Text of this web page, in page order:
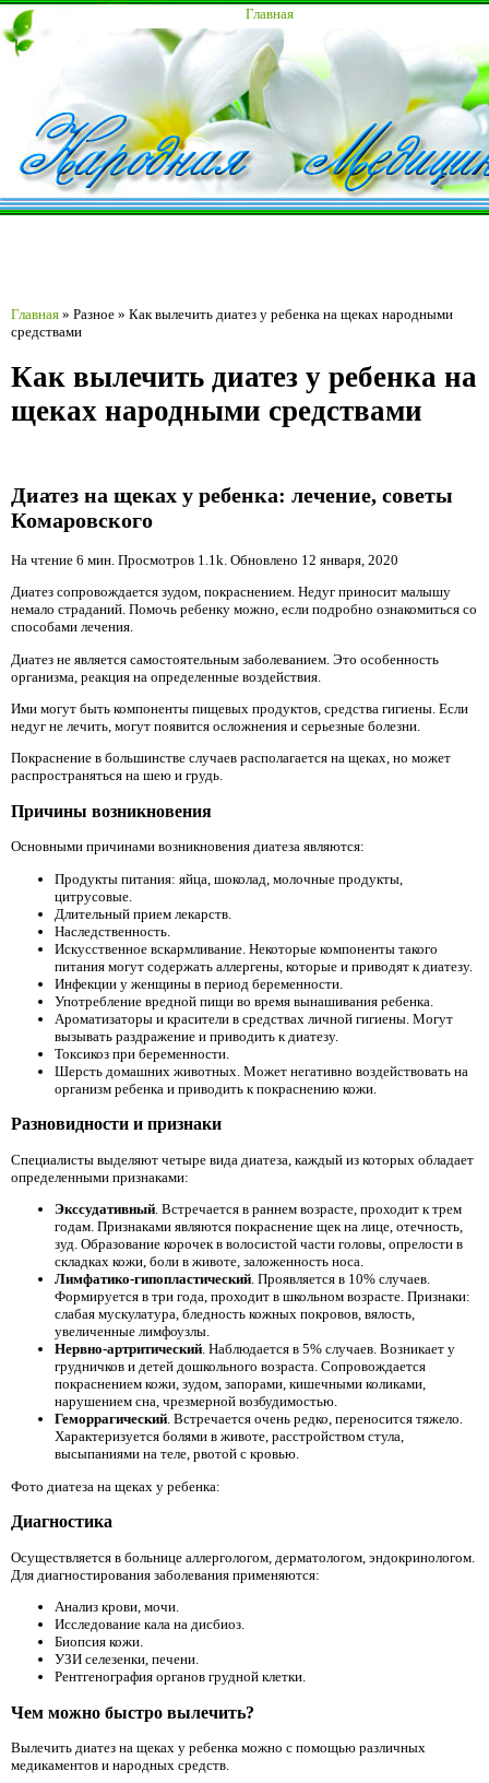
Главная
Главная » Разное » Как вылечить диатез у ребенка на щеках народными
средствами
Как вылечить диатез у ребенка на
щеках народными средствами
Диатез на щеках у ребенка: лечение, советы
Комаровского
На чтение 6 мин. Просмотров 1.1k. Обновлено 12 января, 2020
Диатез сопровождается зудом, покраснением. Недуг приносит малышу
немало страданий. Помочь ребенку можно, если подробно ознакомиться со
способами лечения.
Диатез не является самостоятельным заболеванием. Это особенность
организма, реакция на определенные воздействия.
Ими могут быть компоненты пищевых продуктов, средства гигиены. Если
недуг не лечить, могут появится осложнения и серьезные болезни.
Покраснение в большинстве случаев располагается на щеках, но может
распространяться на шею и грудь.
Причины возникновения
Основными причинами возникновения диатеза являются:
Продукты питания: яйца, шоколад, молочные продукты,
цитрусовые.
Длительный прием лекарств.
Наследственность.
Искусственное вскармливание. Некоторые компоненты такого
питания могут содержать аллергены, которые и приводят к диатезу.
Инфекции у женщины в период беременности.
Употребление вредной пищи во время вынашивания ребенка.
Ароматизаторы и красители в средствах личной гигиены. Могут
вызывать раздражение и приводить к диатезу.
Токсикоз при беременности.
Шерсть домашних животных. Может негативно воздействовать на
организм ребенка и приводить к покраснению кожи.
Разновидности и признаки
Специалисты выделяют четыре вида диатеза, каждый из которых обладает
определенными признаками:
Экссудативный. Встречается в раннем возрасте, проходит к трем
годам. Признаками являются покраснение щек на лице, отечность,
зуд. Образование корочек в волосистой части головы, опрелости в
складках кожи, боли в животе, заложенность носа.
Лимфатико-гипопластический. Проявляется в 10% случаев.
Формируется в три года, проходит в школьном возрасте. Признаки:
слабая мускулатура, бледность кожных покровов, вялость,
увеличенные лимфоузлы.
Нервно-артритический. Наблюдается в 5% случаев. Возникает у
грудничков и детей дошкольного возраста. Сопровождается
покраснением кожи, зудом, запорами, кишечными коликами,
нарушением сна, чрезмерной возбудимостью.
Геморрагический. Встречается очень редко, переносится тяжело.
Характеризуется болями в животе, расстройством стула,
высыпаниями на теле, рвотой с кровью.
Фото диатеза на щеках у ребенка:
Диагностика
Осуществляется в больнице аллергологом, дерматологом, эндокринологом.
Для диагностирования заболевания применяются:
Анализ крови, мочи.
Исследование кала на дисбиоз.
Биопсия кожи.
УЗИ селезенки, печени.
Рентгенография органов грудной клетки.
Чем можно быстро вылечить?
Вылечить диатез на щеках у ребенка можно с помощью различных
медикаментов и народных средств.